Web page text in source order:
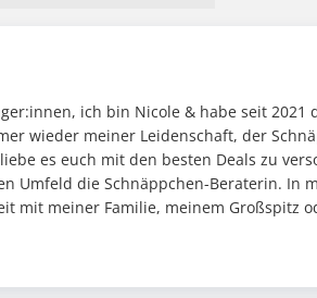
ich bin Nicole & habe seit 2021
wieder meiner Leidenschaft, der
es euch mit den besten Deals zu
Umfeld die Schnäppchen-Beraterin. In
mit meiner Familie, meinem Großspitz